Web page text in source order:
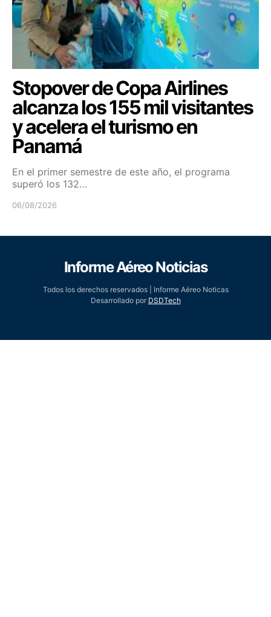
Stopover de Copa Airlines
alcanza los 155 mil visitantes
y acelera el turismo en
Panamá
En el primer semestre de este año, el programa
superó los 132…
06/08/2026
Informe Aéreo Noticias
Todos los derechos reservados | Informe Aéreo Noticas
Desarrollado por DSDTech